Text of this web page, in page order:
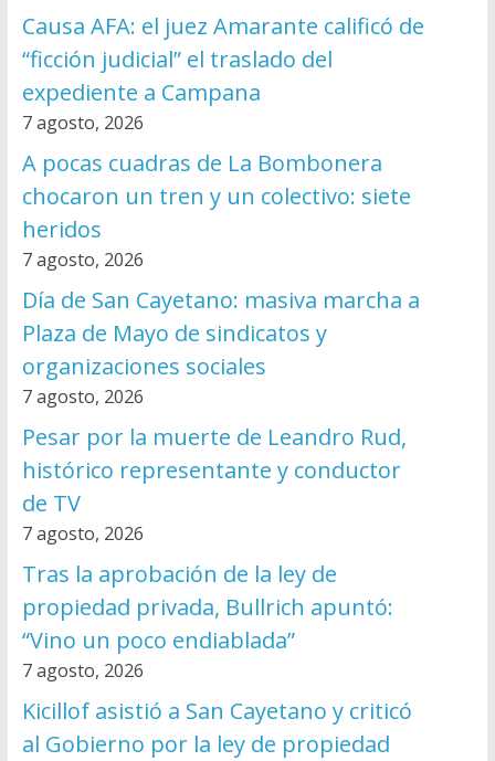
Causa AFA: el juez Amarante calificó de
“ficción judicial” el traslado del
expediente a Campana
7 agosto, 2026
A pocas cuadras de La Bombonera
chocaron un tren y un colectivo: siete
heridos
7 agosto, 2026
Día de San Cayetano: masiva marcha a
Plaza de Mayo de sindicatos y
organizaciones sociales
7 agosto, 2026
Pesar por la muerte de Leandro Rud,
histórico representante y conductor
de TV
7 agosto, 2026
Tras la aprobación de la ley de
propiedad privada, Bullrich apuntó:
“Vino un poco endiablada”
7 agosto, 2026
Kicillof asistió a San Cayetano y criticó
al Gobierno por la ley de propiedad